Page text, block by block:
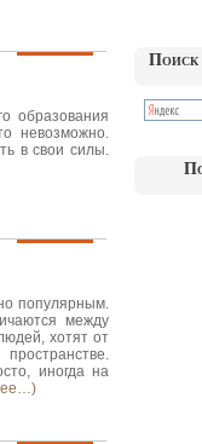
образования
невозможно.
в свои силы.
популярным.
между
хотят от
иногда на
Поиск